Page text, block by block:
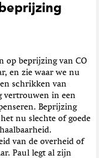
op beprijzing van CO
en zie waar we nu
schrikken van
vertrouwen in een
Beprijzing
nu slechte of goede
van de overheid of
Paul legt al zijn